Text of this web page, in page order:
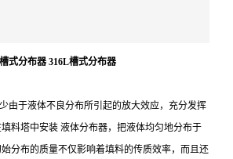
式分布器 316L槽式分布器
由于液体不良分布所引起的放大效应，充分发挥
料塔中安装 液体分布器，把液体均匀地分布于
分布的质量不仅影响着填料的传质效率，而且还